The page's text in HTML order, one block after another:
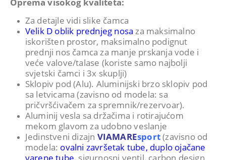
Oprema visokog kvaliteta:
Za detajle vidi slike čamca
Velik D oblik prednjeg nosa za maksimalno
iskorišten prostor, maksimalno podignut
prednji nos čamca za manje prskanja vode i
veće valove/talase (koriste samo najbolji
svjetski čamci i 3x skuplji)
Sklopiv pod (Alu). Aluminijski brzo sklopiv pod
sa letvicama (zavisno od modela: sa
pričvršćivačem za spremnik/rezervoar).
Aluminij vesla sa držačima i rotirajućom
mekom glavom za udobno veslanje
Jedinstveni dizajn VIAMAREsport(zavisno od
modela: ovalni završetak tube, duplo ojačane